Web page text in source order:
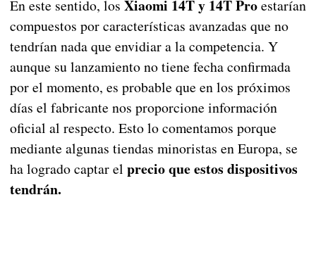
En este sentido, los Xiaomi 14T y 14T Proestarían
compuestos por características avanzadas que no
tendrían nada que envidiar a la competencia. Y
aunque su lanzamiento no tiene fecha confirmada
por el momento, es probable que en los próximos
días el fabricante nos proporcione información
oficial al respecto. Esto lo comentamos porque
mediante algunas tiendas minoristas en Europa, se
ha logrado captar el precio que estos dispositivos
tendrán.